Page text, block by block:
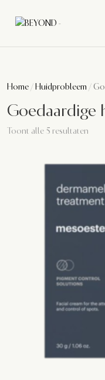
Home / Huidprobleem /
Goedaardige
Toont alle 5 resultaten